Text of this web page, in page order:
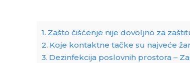
Zašto čišćenje nije dovoljno za
Koje kontaktne tačke su najveće
Dezinfekcija poslovnih prostora –